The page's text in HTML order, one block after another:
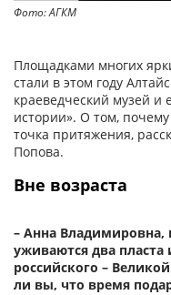
Фото: АГКМ
Площадками многих
стали в этом году
краеведческий музей и
истории». О том,
точка притяжения,
Попова.
Вне возраста
– Анна Владимировна,
уживаются два пласта
российского –
ли вы, что время